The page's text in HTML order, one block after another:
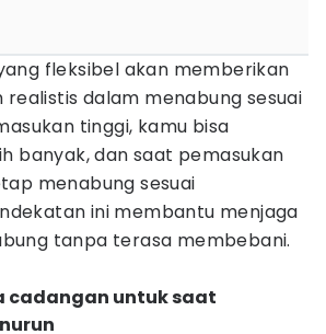
fleksibel akan memberikan
realistis dalam menabung sesuai
tinggi, kamu bisa
banyak, dan saat pemasukan
menabung sesuai
ini membantu menjaga
tanpa terasa membebani.
cadangan untuk saat